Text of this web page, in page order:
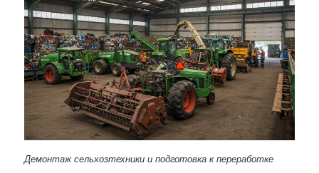
Демонтаж сельхозтехники и подготовка к переработке